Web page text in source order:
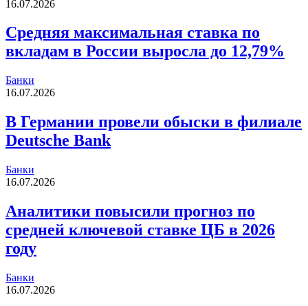
16.07.2026
Средняя максимальная ставка по
вкладам в России выросла до 12,79%
Банки
16.07.2026
В Германии провели обыски в филиале
Deutsche Bank
Банки
16.07.2026
Аналитики повысили прогноз по
средней ключевой ставке ЦБ в 2026
году
Банки
16.07.2026